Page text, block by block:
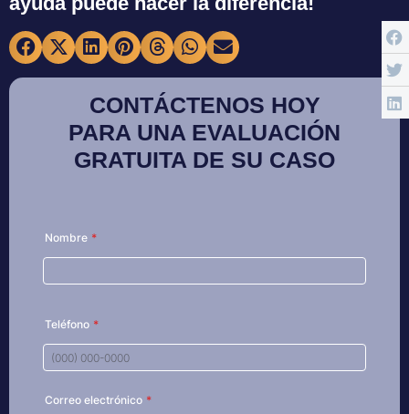
CONTÁCTENOS HOY
PARA UNA EVALUACIÓN
GRATUITA DE SU CASO